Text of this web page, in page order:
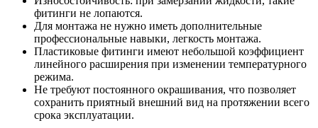
фитинги не лопаются.
Для монтажа не нужно иметь дополнительные
профессиональные навыки, легкость монтажа.
Пластиковые фитинги имеют небольшой коэффициент
линейного расширения при изменении температурного
режима.
Не требуют постоянного окрашивания, что позволяет
сохранить приятный внешний вид на протяжении всего
срока эксплуатации.